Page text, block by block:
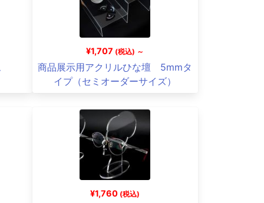
¥1,707 (税込) ～
商品展示用アクリルひな壇 5mmタ
イプ（セミオーダーサイズ）
¥1,760 (税込)